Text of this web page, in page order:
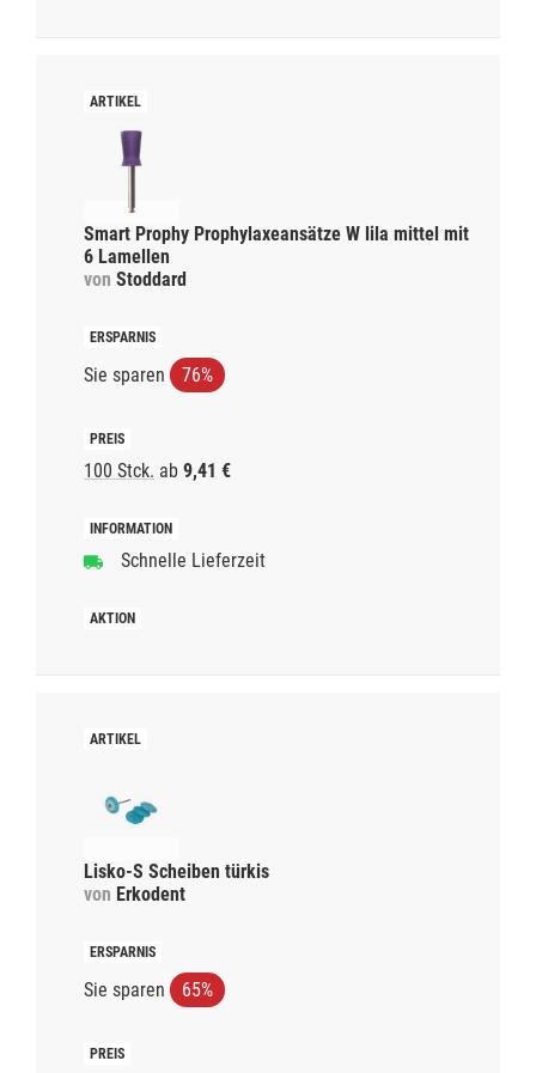
Smart Prophy Prophylaxeansätze W lila mittel mit
6 Lamellen
von Stoddard
Sie sparen 76%
100 Stck. ab 9,41 €
Schnelle Lieferzeit
Lisko-S Scheiben türkis
von Erkodent
Sie sparen 65%